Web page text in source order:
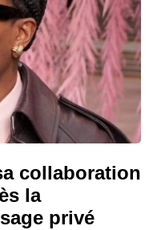
collaboration
la
privé